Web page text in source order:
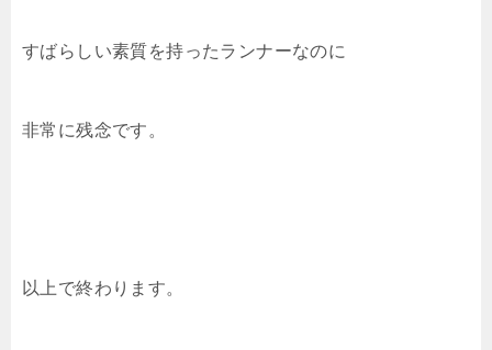
すばらしい素質を持ったランナーなのに
非常に残念です。
以上で終わります。